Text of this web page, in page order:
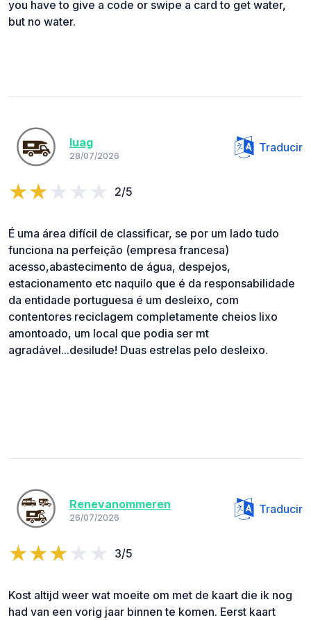
you have to give a code or swipe a card to get water,
but no water.
luag
28/07/2026
Traducir
2/5
É uma área difícil de classificar, se por um lado tudo
funciona na perfeição (empresa francesa)
acesso,abastecimento de água, despejos,
estacionamento etc naquilo que é da responsabilidade
da entidade portuguesa é um desleixo, com
contentores reciclagem completamente cheios lixo
amontoado, um local que podia ser mt
agradável...desilude! Duas estrelas pelo desleixo.
Renevanommeren
26/07/2026
Traducir
3/5
Kost altijd weer wat moeite om met de kaart die ik nog
had van een vorig jaar binnen te komen. Eerst kaart